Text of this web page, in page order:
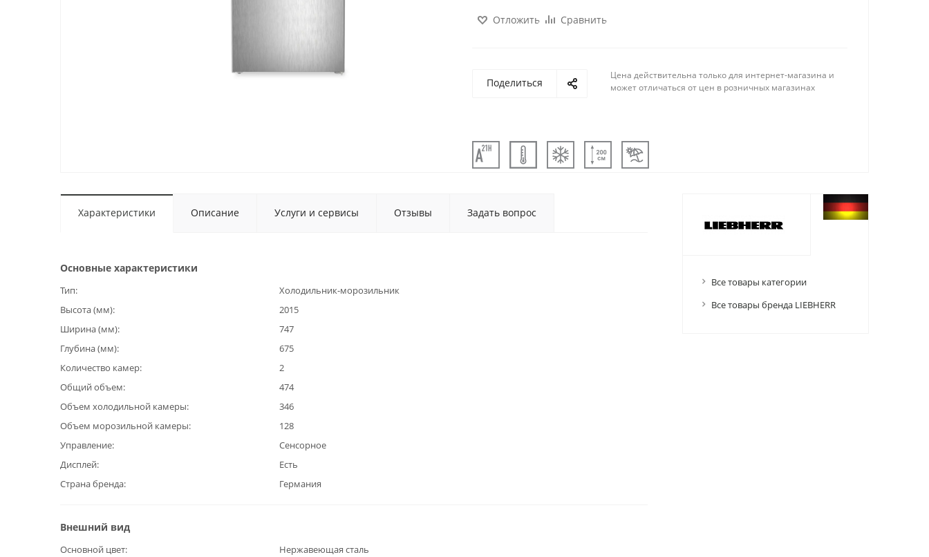
Отложить Сравнить
Поделиться
Цена действительна только для интернет-магазина и
может отличаться от цен в розничных магазинах
Характеристики Описание Услуги и сервисы Отзывы Задать вопрос
Основные характеристики
Тип
Холодильник-морозильник
Высота (мм)
2015
Ширина (мм)
747
Глубина (мм)
675
Количество камер
2
Общий объем
474
Объем холодильной камеры
346
Объем морозильной камеры
128
Управление
Сенсорное
Дисплей
Есть
Страна бренда
Германия
Внешний вид
Основной цвет
Нержавеющая сталь
Все товары категории
Все товары бренда LIEBHERR